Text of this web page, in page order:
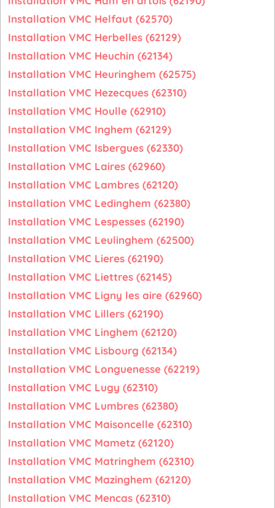
Installation VMC Helfaut (62570)
Installation VMC Herbelles (62129)
Installation VMC Heuchin (62134)
Installation VMC Heuringhem (62575)
Installation VMC Hezecques (62310)
Installation VMC Houlle (62910)
Installation VMC Inghem (62129)
Installation VMC Isbergues (62330)
Installation VMC Laires (62960)
Installation VMC Lambres (62120)
Installation VMC Ledinghem (62380)
Installation VMC Lespesses (62190)
Installation VMC Leulinghem (62500)
Installation VMC Lieres (62190)
Installation VMC Liettres (62145)
Installation VMC Ligny les aire (62960)
Installation VMC Lillers (62190)
Installation VMC Linghem (62120)
Installation VMC Lisbourg (62134)
Installation VMC Longuenesse (62219)
Installation VMC Lugy (62310)
Installation VMC Lumbres (62380)
Installation VMC Maisoncelle (62310)
Installation VMC Mametz (62120)
Installation VMC Matringhem (62310)
Installation VMC Mazinghem (62120)
Installation VMC Mencas (62310)